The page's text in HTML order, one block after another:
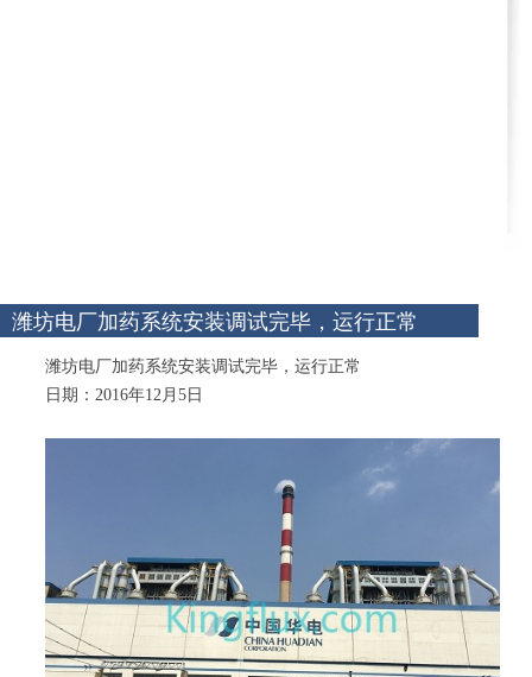
潍坊电厂加药系统安装调试完毕，运行正常
潍坊电厂加药系统安装调试完毕，运行正常
日期：2016年12月5日